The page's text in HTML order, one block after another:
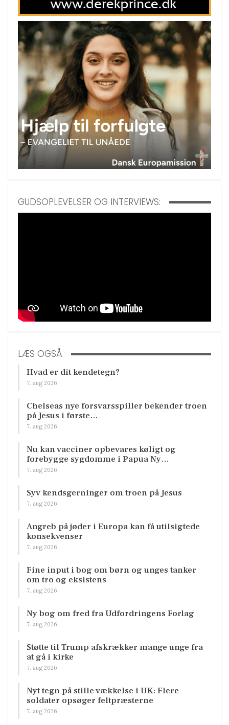
GUDSOPLEVELSER OG INTERVIEWS:
LÆS OGSÅ
Hvad er dit kendetegn?
7. aug 2026
Chelseas nye forsvarsspiller bekender troen
på Jesus i første…
7. aug 2026
Nu kan vacciner opbevares køligt og
forebygge sygdomme i Papua Ny…
7. aug 2026
Syv kendsgerninger om troen på Jesus
7. aug 2026
Angreb på jøder i Europa kan få utilsigtede
konsekvenser
7. aug 2026
Fine input i bog om børn og unges tanker
om tro og eksistens
7. aug 2026
Ny bog om fred fra Udfordringens Forlag
7. aug 2026
Støtte til Trump afskrækker mange unge fra
at gå i kirke
7. aug 2026
Nyt tegn på stille vækkelse i UK: Flere
soldater opsøger feltpræsterne
7. aug 2026